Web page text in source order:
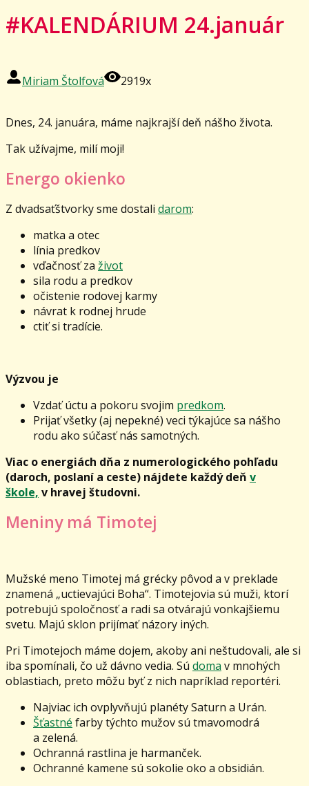
#KALENDÁRIUM 24.január
Miriam Štolfová 2919x
Dnes, 24. januára, máme najkrajší deň nášho života.
Tak užívajme, milí moji!
Energo okienko
Z dvadsaťštvorky sme dostali darom:
matka a otec
línia predkov
vďačnosť za život
sila rodu a predkov
očistenie rodovej karmy
návrat k rodnej hrude
ctiť si tradície.
Výzvou je
Vzdať úctu a pokoru svojim predkom.
Prijať všetky (aj nepekné) veci týkajúce sa nášho
rodu ako súčasť nás samotných.
Viac o energiách dňa z numerologického pohľadu
(daroch, poslaní a ceste) nájdete každý deň v
škole, v hravej študovni.
Meniny má Timotej
Mužské meno Timotej má grécky pôvod a v preklade
znamená „uctievajúci Boha“. Timotejovia sú muži, ktorí
potrebujú spoločnosť a radi sa otvárajú vonkajšiemu
svetu. Majú sklon prijímať názory iných.
Pri Timotejoch máme dojem, akoby ani neštudovali, ale si
iba spomínali, čo už dávno vedia. Sú doma v mnohých
oblastiach, preto môžu byť z nich napríklad reportéri.
Najviac ich ovplyvňujú planéty Saturn a Urán.
Šťastné farby týchto mužov sú tmavomodrá
a zelená.
Ochranná rastlina je harmanček.
Ochranné kamene sú sokolie oko a obsidián.